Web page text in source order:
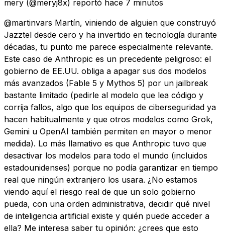
mery (@meryj8x) reportó hace 7 minutos
@martinvars Martín, viniendo de alguien que construyó
Jazztel desde cero y ha invertido en tecnología durante
décadas, tu punto me parece especialmente relevante.
Este caso de Anthropic es un precedente peligroso: el
gobierno de EE.UU. obliga a apagar sus dos modelos
más avanzados (Fable 5 y Mythos 5) por un jailbreak
bastante limitado (pedirle al modelo que lea código y
corrija fallos, algo que los equipos de ciberseguridad ya
hacen habitualmente y que otros modelos como Grok,
Gemini u OpenAI también permiten en mayor o menor
medida). Lo más llamativo es que Anthropic tuvo que
desactivar los modelos para todo el mundo (incluidos
estadounidenses) porque no podía garantizar en tiempo
real que ningún extranjero los usara. ¿No estamos
viendo aquí el riesgo real de que un solo gobierno
pueda, con una orden administrativa, decidir qué nivel
de inteligencia artificial existe y quién puede acceder a
ella? Me interesa saber tu opinión: ¿crees que esto